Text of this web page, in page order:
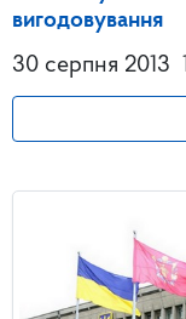
вигодовування
30 серпня 2013